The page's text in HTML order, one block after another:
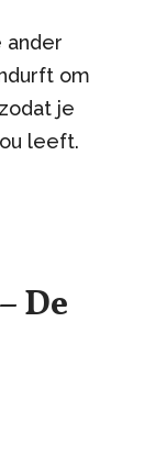
ander
om
je
leeft.
De